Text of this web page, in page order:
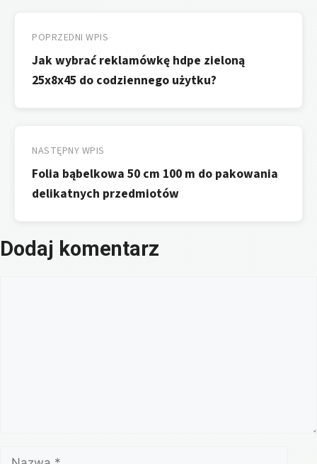
wpisu
POPRZEDNI WPIS
Jak wybrać reklamówkę hdpe zieloną
25x8x45 do codziennego użytku?
NASTĘPNY WPIS
Folia bąbelkowa 50 cm 100 m do pakowania
delikatnych przedmiotów
Dodaj komentarz
Nazwa